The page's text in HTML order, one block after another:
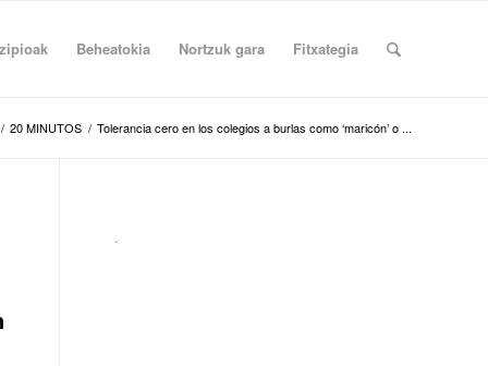
Beheatokia Nortzuk gara Fitxategia
/ 20 MINUTOS / Tolerancia cero en los colegios a burlas como ‘maricón’ o ...
.